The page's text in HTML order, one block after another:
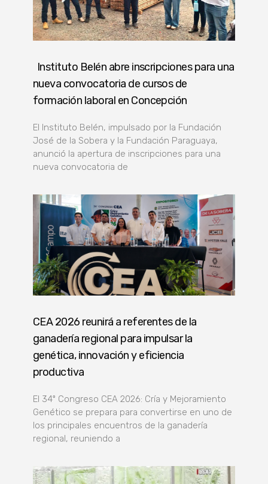
Instituto Belén abre inscripciones para una
nueva convocatoria de cursos de
formación laboral en Concepción
El Instituto Belén, impulsado por la Fundación
José de la Sobera y la Fundación Paraguaya,
anunció la apertura de inscripciones para una
nueva convocatoria de
CEA 2026 reunirá a referentes de la
ganadería regional para impulsar la
genética, innovación y eficiencia
productiva
El 34º Congreso CEA 2026: Cría y Mejoramiento
Genético se prepara para convertirse en uno de
los principales encuentros de la ganadería
regional, reuniendo a